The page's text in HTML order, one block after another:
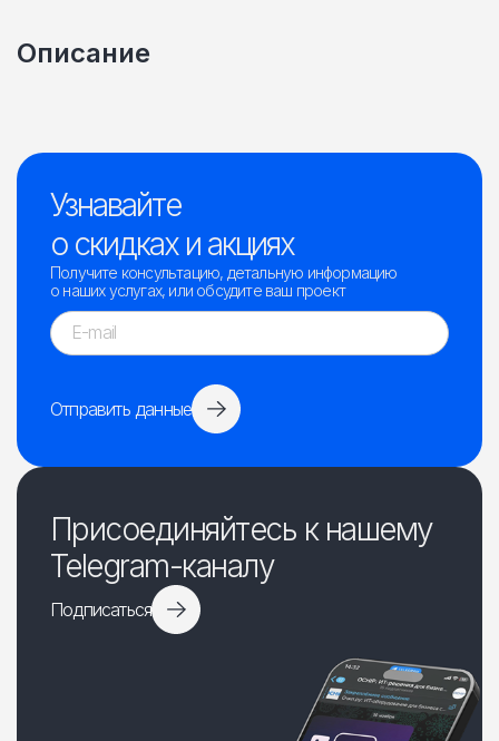
Описание
Узнавайте
о скидках и акциях
Получите консультацию, детальную информацию
о наших услугах, или обсудите ваш проект
Отправить данные
Присоединяйтесь к нашему
Telegram-каналу
Подписаться